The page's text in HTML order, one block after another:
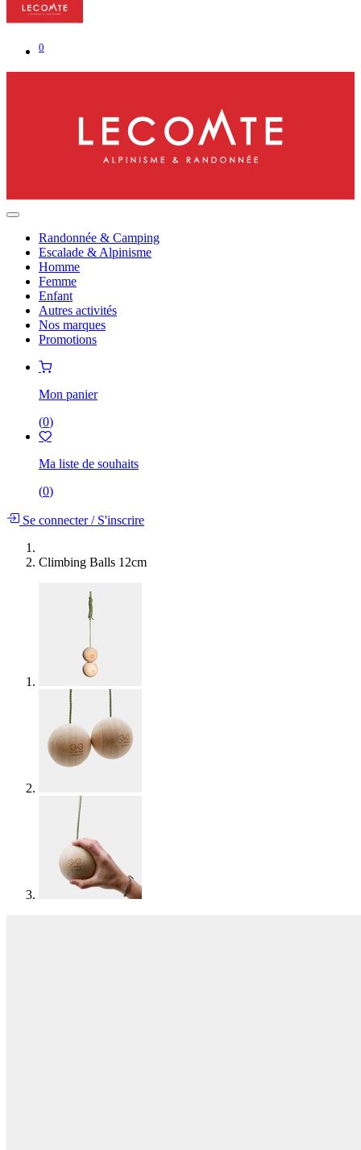
0
Randonnée & Camping
Escalade & Alpinisme
Homme
Femme
Enfant
Autres activités
Nos marques
Promotions
Mon panier
(0)
Ma liste de souhaits
(0)
Se connecter/S'inscrire
Climbing Balls 12cm